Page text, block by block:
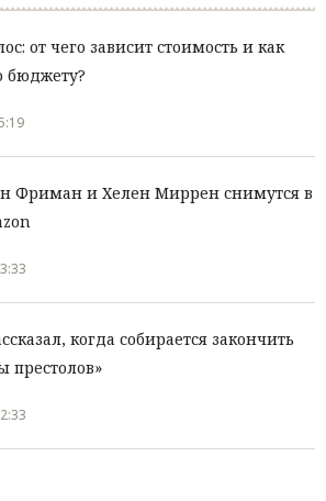
от чего зависит стоимость и как
бюджету?
Фриман и Хелен Миррен снимутся в
когда собирается закончить
престолов»